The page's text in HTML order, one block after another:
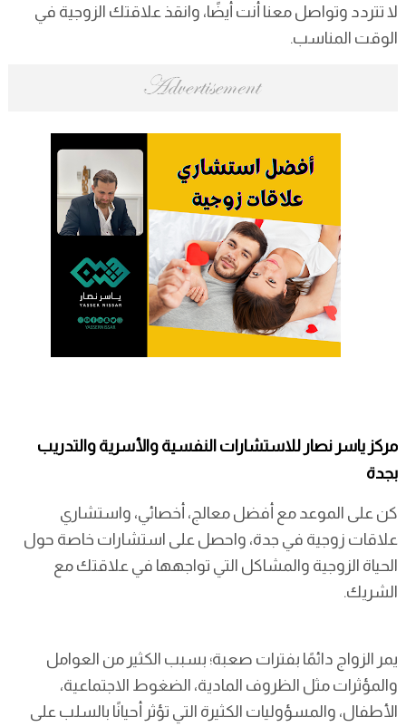
لا تتردد وتواصل معنا أنت أيضًا، وانقذ علاقتك الزوجية في
الوقت المناسب.
مركز ياسر نصار للاستشارات النفسية والأسرية والتدريب
بجدة
كن على الموعد مع أفضل معالج، أخصائي، واستشاري
علاقات زوجية في جدة، واحصل على استشارات خاصة حول
الحياة الزوجية والمشاكل التي تواجهها في علاقتك مع
الشريك.
يمر الزواج دائمًا بفترات صعبة؛ بسبب الكثير من العوامل
والمؤثرات مثل الظروف المادية، الضغوط الاجتماعية،
الأطفال، والمسؤوليات الكثيرة التي تؤثر أحيانًا بالسلب على